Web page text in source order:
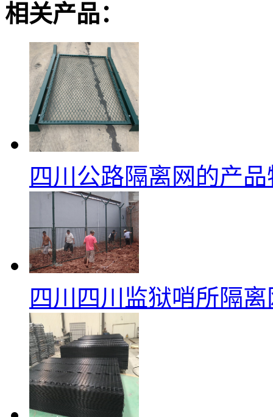
相关产品：
四川公路隔离网的产
四川四川监狱哨所隔离